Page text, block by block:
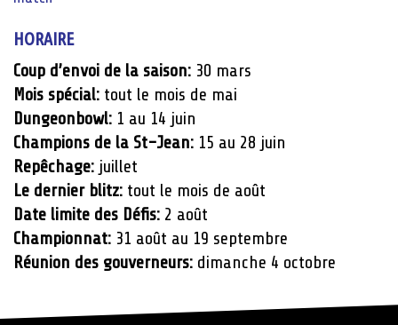
HORAIRE
Coup d’envoi de la saison: 30 mars
Mois spécial: tout le mois de mai
Dungeonbowl: 1 au 14 juin
Champions de la St-Jean: 15 au 28 juin
Repêchage: juillet
Le dernier blitz: tout le mois de août
Date limite des Défis: 2 août
Championnat: 31 août au 19 septembre
Réunion des gouverneurs: dimanche 4 octobre